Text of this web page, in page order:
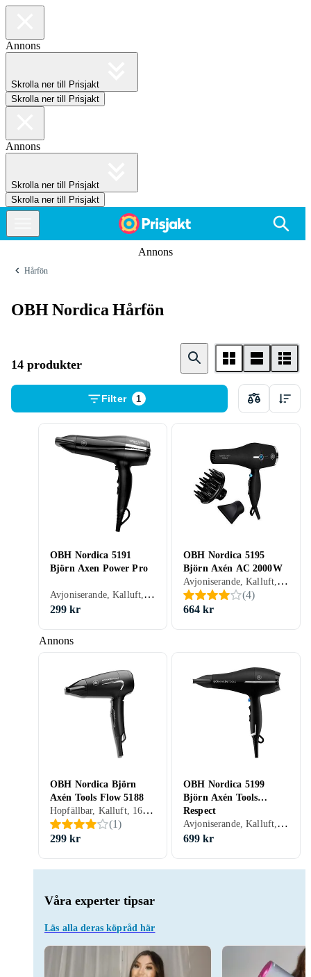
Annons
Skrolla ner till Prisjakt
Skrolla ner till Prisjakt
Annons
Skrolla ner till Prisjakt
Skrolla ner till Prisjakt
Annons
Hårfön
OBH Nordica Hårfön
14 produkter
Filter 1
Annons
Våra experter tipsar
Läs alla deras köpråd här
OBH Nordica 5191
Björn Axen Power Pro
Avjoniserande, Kalluft, 2200 W, 2 st, Smalt munstycke (koncentrator)
299 kr
OBH Nordica 5195
Björn Axén AC 2000W
Avjoniserande, Kalluft, 2000 W, 2 st, Diffuser, Smalt munstycke (koncentrator), Borste
(4)
664 kr
OBH Nordica Björn
Axén Tools Flow 5188
Hopfällbar, Kalluft, 1600 W, 2 st, Smalt munstycke (koncentrator)
(1)
299 kr
OBH Nordica 5199
Björn Axén Tools
Respect
Avjoniserande, Kalluft, 2200 W, 2 st, Smalt munstycke (koncentrator)
699 kr